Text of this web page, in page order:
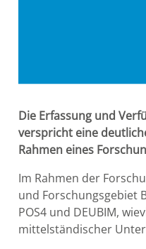
Die Erfassung und
verspricht eine
Rahmen eines
Im Rahmen der
und Forschungsgebiet
POS4 und DEUBIM,
mittelständischer